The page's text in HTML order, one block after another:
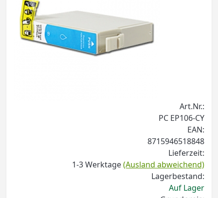
Art.Nr.:
PC EP106-CY
EAN:
8715946518848
Lieferzeit:
1-3 Werktage(Ausland abweichend)
Lagerbestand:
Auf Lager